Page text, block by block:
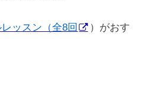
ッスン（全8回
）がおす